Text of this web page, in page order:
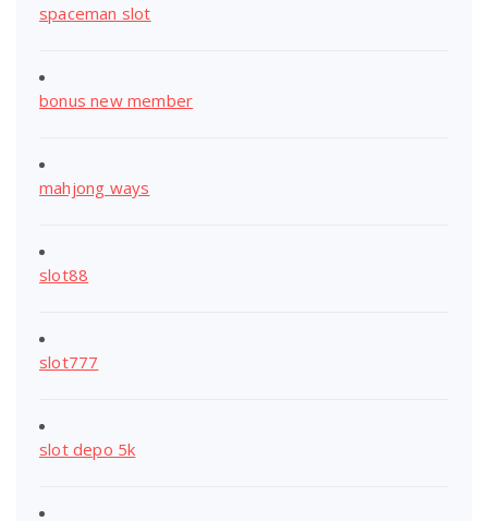
spaceman slot
bonus new member
mahjong ways
slot88
slot777
slot depo 5k